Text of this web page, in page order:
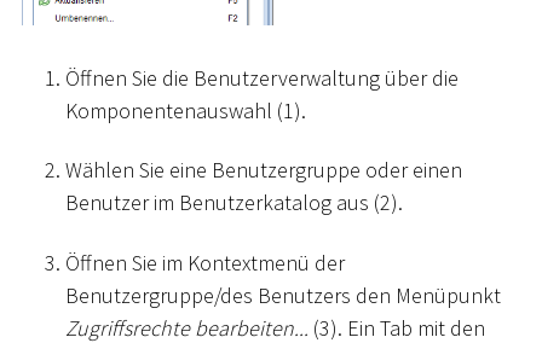
Öffnen Sie die Benutzerverwaltung über die
Komponentenauswahl (1).
Wählen Sie eine Benutzergruppe oder einen
Benutzer im Benutzerkatalog aus (2).
Öffnen Sie im Kontextmenü der
Benutzergruppe/des Benutzers den Menüpunkt
Zugriffsrechte bearbeiten... (3). Ein Tab mit den